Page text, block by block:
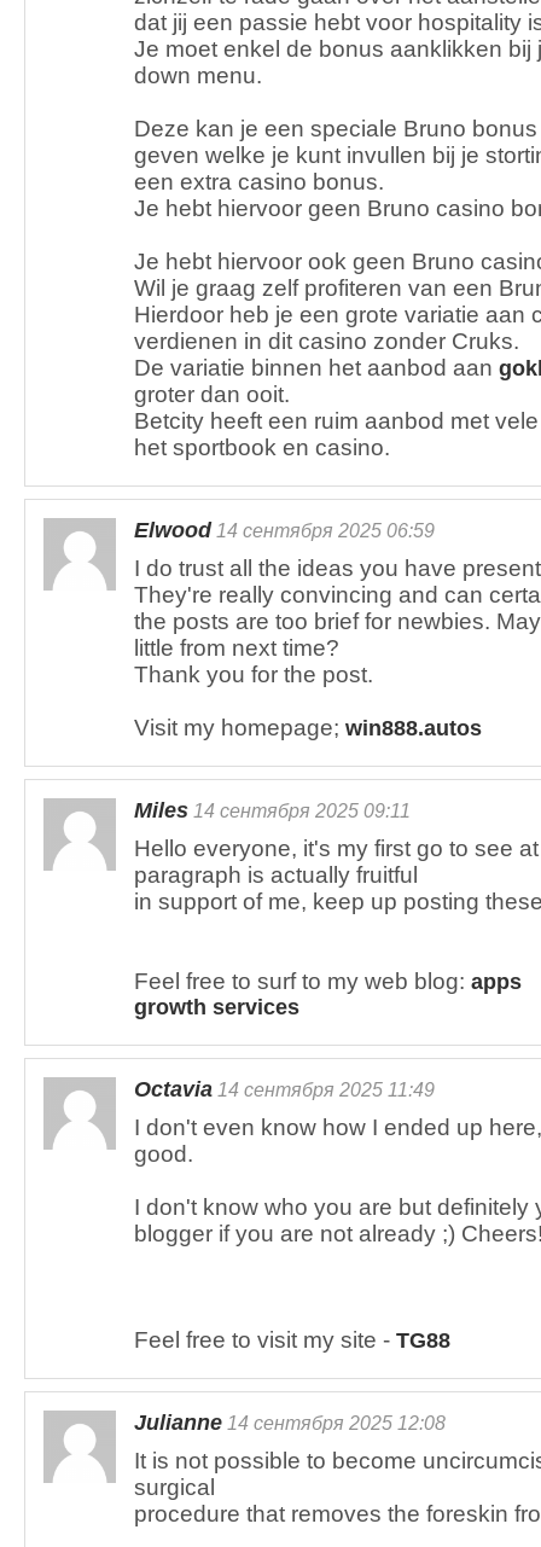
dat jij een passie hebt voor hospitality
Je moet enkel de bonus aanklikken bij
down menu.
Deze kan je een speciale Bruno
geven welke je kunt invullen bij je
een extra casino bonus.
Je hebt hiervoor geen Bruno casino
Je hebt hiervoor ook geen Bruno
Wil je graag zelf profiteren van een
Hierdoor heb je een grote variatie aan
verdienen in dit casino zonder Cruks.
De variatie binnen het aanbod aan
groter dan ooit.
Betcity heeft een ruim aanbod met
het sportbook en casino.
Elwood14 сентября 2025 06:59
I do trust all the ideas you have
They're really convincing and can
the posts are too brief for newbies.
little from next time?
Thank you for the post.
Visit my homepage; win888.autos
Miles 14 сентября 2025 09:11
Hello everyone, it's my first go to see
paragraph is actually fruitful
in support of me, keep up posting
Feel free to surf to my web blog: apps
growth services
Octavia 14 сентября 2025 11:49
I don't even know how I ended up
good.
I don't know who you are but definitely
blogger if you are not already ;)
Feel free to visit my site - TG88
Julianne 14 сентября 2025 12:08
It is not possible to become
surgical
procedure that removes the foreskin